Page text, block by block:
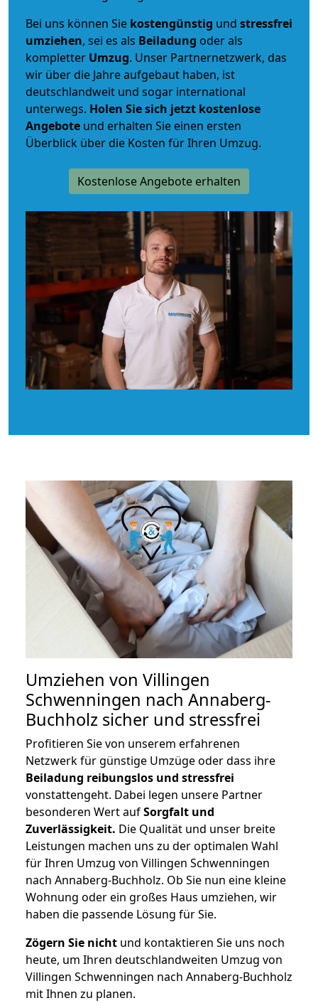
Bei uns können Sie kostengünstig und stressfrei
umziehen, sei es als Beiladung oder als
kompletter Umzug. Unser Partnernetzwerk, das
wir über die Jahre aufgebaut haben, ist
deutschlandweit und sogar international
unterwegs. Holen Sie sich jetzt kostenlose
Angebote und erhalten Sie einen ersten
Überblick über die Kosten für Ihren Umzug.
Kostenlose Angebote erhalten
Umziehen von Villingen
Schwenningen nach Annaberg-
Buchholz sicher und stressfrei
Profitieren Sie von unserem erfahrenen
Netzwerk für günstige Umzüge oder dass ihre
Beiladung reibungslos und stressfrei
vonstattengeht. Dabei legen unsere Partner
besonderen Wert aufSorgfalt und
Zuverlässigkeit. Die Qualität und unser breite
Leistungen machen uns zu der optimalen Wahl
für Ihren Umzug von Villingen Schwenningen
nach Annaberg-Buchholz. Ob Sie nun eine kleine
Wohnung oder ein großes Haus umziehen, wir
haben die passende Lösung für Sie.
Zögern Sie nicht und kontaktieren Sie uns noch
heute, um Ihren deutschlandweiten Umzug von
Villingen Schwenningen nach Annaberg-Buchholz
mit Ihnen zu planen.